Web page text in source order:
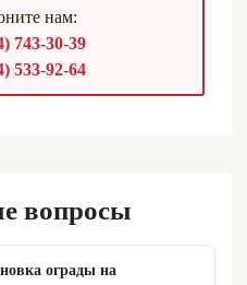
без
могилу в рассрочку от
частями и без переплат
нам:
743-30-39
533-92-64
вопросы
ограды на